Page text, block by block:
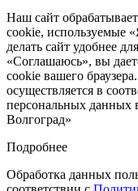
Наш сайт
cookie, используемые
делать сайт удобнее
«Соглашаюсь», вы
cookie вашего
осуществляется в
персональных данных
Волгоград»
Подробнее
Обработка данных